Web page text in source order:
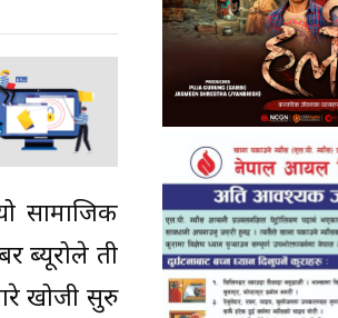
सामाजिक
ब्यूरोले ती
खोजी सुरु